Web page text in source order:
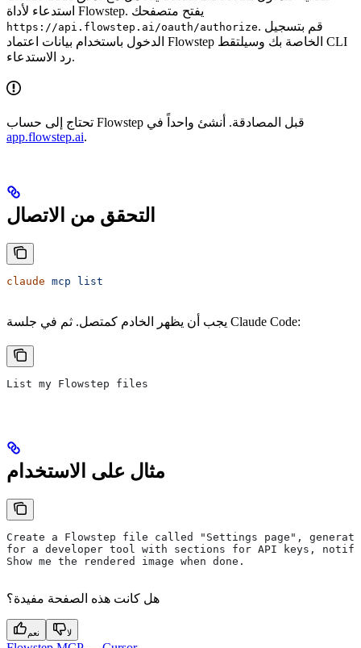
استدعاء لأداة Flowstep. يفتح متصفحك
https://api.flowstep.ai/oauth/authorize. قم بتسجيل
الدخول باستخدام بيانات اعتماد Flowstep الخاصة بك وسيلتقط CLI
رد الاستدعاء.
تحتاج إلى حساب Flowstep قبل المصادقة. أنشئ واحداً في
app.flowstep.ai.
التحقق من الاتصال
claude mcp list
يجب أن يظهر الخادم كمتصل. ثم في جلسة Claude Code:
List my Flowstep files
مثال على الاستخدام
Create a Flowstep file called "Settings page",
for a developer tool with sections for API keys,
Show me the rendered image when done.
هل كانت هذه الصفحة مفيدة؟
نعم لا